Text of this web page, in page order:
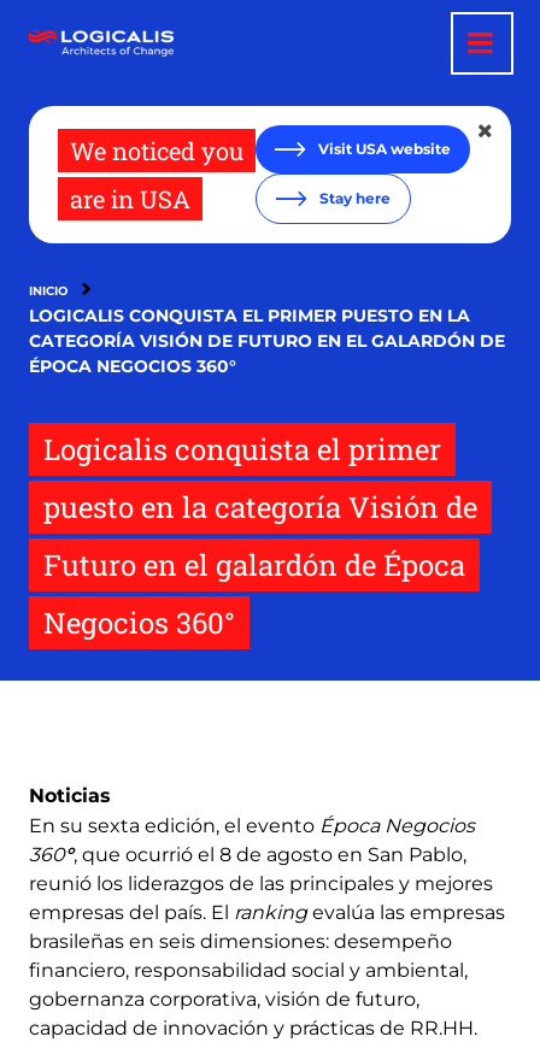
contenido
We noticed you
are in USA
Visit USA website
Stay here
INICIO
LOGICALIS CONQUISTA EL PRIMER PUESTO EN LA
CATEGORÍA VISIÓN DE FUTURO EN EL GALARDÓN DE
ÉPOCA NEGOCIOS 360°
Logicalis conquista el primer
puesto en la categoría Visión de
Futuro en el galardón de Época
Negocios 360°
Noticias
En su sexta edición, el evento Época Negocios
360°, que ocurrió el 8 de agosto en San Pablo,
reunió los liderazgos de las principales y mejores
empresas del país. El rankingevalúa las empresas
brasileñas en seis dimensiones: desempeño
financiero, responsabilidad social y ambiental,
gobernanza corporativa, visión de futuro,
capacidad de innovación y prácticas de RR.HH.